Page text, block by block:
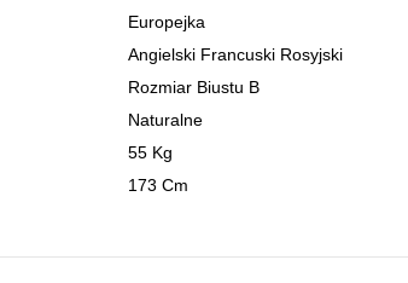
Europejka
Angielski Francuski Rosyjski
Rozmiar Biustu B
Naturalne
55 Kg
173 Cm